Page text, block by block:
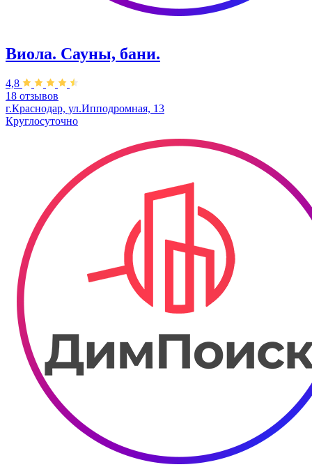
Виола. Сауны, бани.
4,8
18 отзывов
г.Краснодар, ул.Ипподромная, 13
Круглосуточно